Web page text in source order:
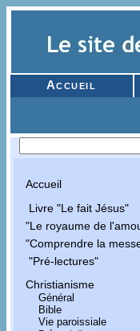
Accueil
Accueil
Livre "Le fait Jésus"
"Le royaume de
"Comprendre la
"Pré-lectures"
Christianisme
Général
Bible
Vie paroissiale